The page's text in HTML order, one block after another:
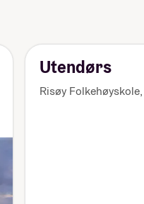
Utendørs
Risøy Folkehøyskole,